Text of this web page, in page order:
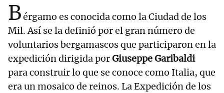
Bérgamo es conocida como la Ciudad de los
Mil. Así se la definió por el gran número de
voluntarios bergamascos que participaron en la
expedición dirigida porGiuseppe Garibaldi
para construir lo que se conoce como Italia, que
era un mosaico de reinos. La Expedición de los